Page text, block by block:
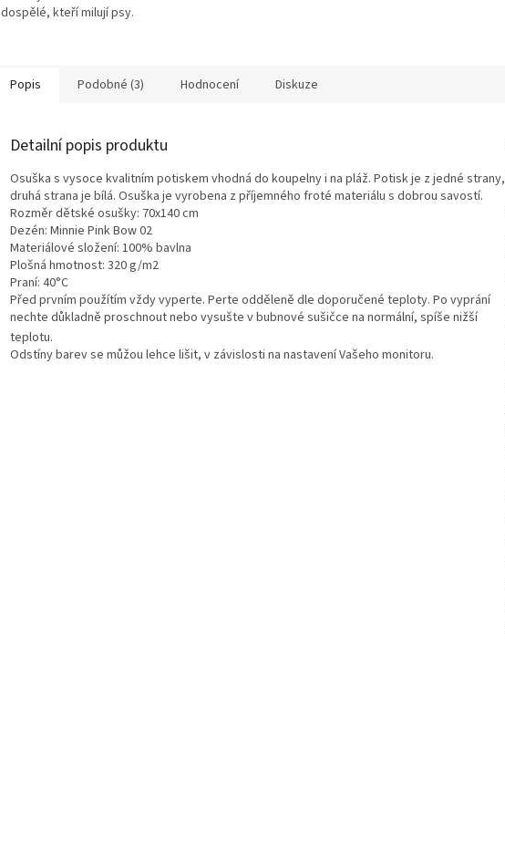
dospělé, kteří milují psy.
Popis Podobné (3) Hodnocení Diskuze
Detailní popis produktu
Osuška s vysoce kvalitním potiskem vhodná do koupelny i na pláž. Potisk je z jedné strany,
druhá strana je bílá. Osuška je vyrobena z příjemného froté materiálu s dobrou savostí.
Rozměr dětské osušky: 70x140 cm
Dezén: Minnie Pink Bow 02
Materiálové složení: 100% bavlna
Plošná hmotnost: 320 g/m2
Praní: 40°C
Před prvním použítím vždy vyperte. Perte odděleně dle doporučené teploty. Po vyprání
nechte důkladně proschnout nebo vysušte v bubnové sušičce na normální, spíše nižší
teplotu.
Odstíny barev se můžou lehce lišit, v závislosti na nastavení Vašeho monitoru.